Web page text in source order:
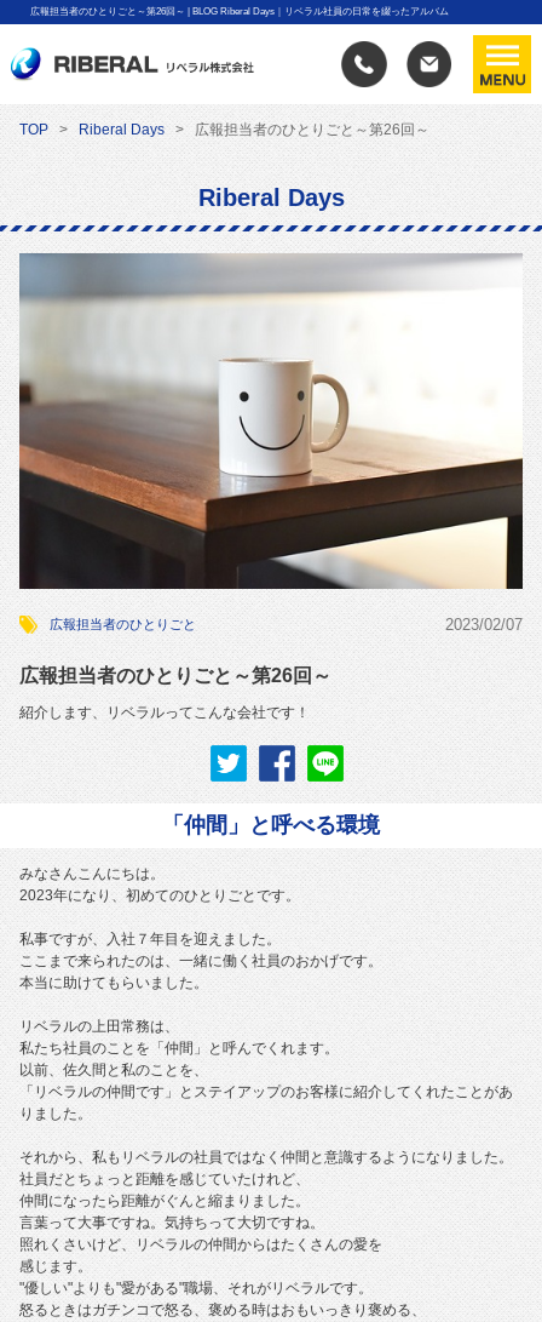
広報担当者のひとりごと～第26回～ | BLOG Riberal Days｜リベラル社員の日常を綴ったアルバム
TOP Riberal Days 広報担当者のひとりごと～第26回～
Riberal Days
広報担当者のひとりごと 2023/02/07
広報担当者のひとりごと～第26回～
紹介します、リベラルってこんな会社です！
「仲間」と呼べる環境
みなさんこんにちは。
2023年になり、初めてのひとりごとです。
私事ですが、入社７年目を迎えました。
ここまで来られたのは、一緒に働く社員のおかげです。
本当に助けてもらいました。
リベラルの上田常務は、
私たち社員のことを「仲間」と呼んでくれます。
以前、佐久間と私のことを、
「リベラルの仲間です」とステイアップのお客様に紹介してくれたことがあ
りました。
それから、私もリベラルの社員ではなく仲間と意識するようになりました。
社員だとちょっと距離を感じていたけれど、
仲間になったら距離がぐんと縮まりました。
言葉って大事ですね。気持ちって大切ですね。
照れくさいけど、リベラルの仲間からはたくさんの愛を
感じます。
"優しい"よりも"愛がある"職場、それがリベラルです。
怒るときはガチンコで怒る、褒める時はおもいっきり褒める、